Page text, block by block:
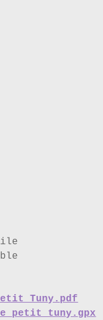
Tuny.pdf
petit tuny.gpx